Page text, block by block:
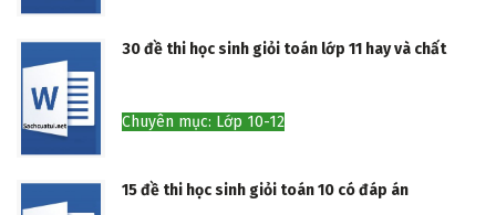
30 đề thi học sinh giỏi toán lớp 11 hay và chất
Chuyên mục: Lớp 10-12
15 đề thi học sinh giỏi toán 10 có đáp án